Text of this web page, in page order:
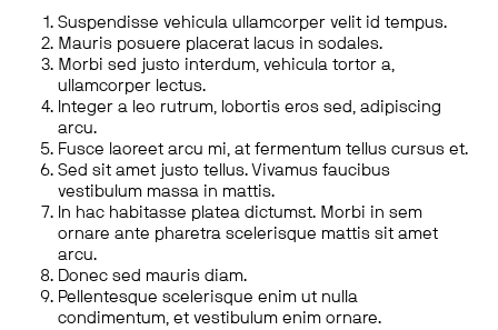
Suspendisse vehicula ullamcorper velit id tempus.
Mauris posuere placerat lacus in sodales.
Morbi sed justo interdum, vehicula tortor a,
ullamcorper lectus.
Integer a leo rutrum, lobortis eros sed, adipiscing
arcu.
Fusce laoreet arcu mi, at fermentum tellus cursus et.
Sed sit amet justo tellus. Vivamus faucibus
vestibulum massa in mattis.
In hac habitasse platea dictumst. Morbi in sem
ornare ante pharetra scelerisque mattis sit amet
arcu.
Donec sed mauris diam.
Pellentesque scelerisque enim ut nulla
condimentum, et vestibulum enim ornare.